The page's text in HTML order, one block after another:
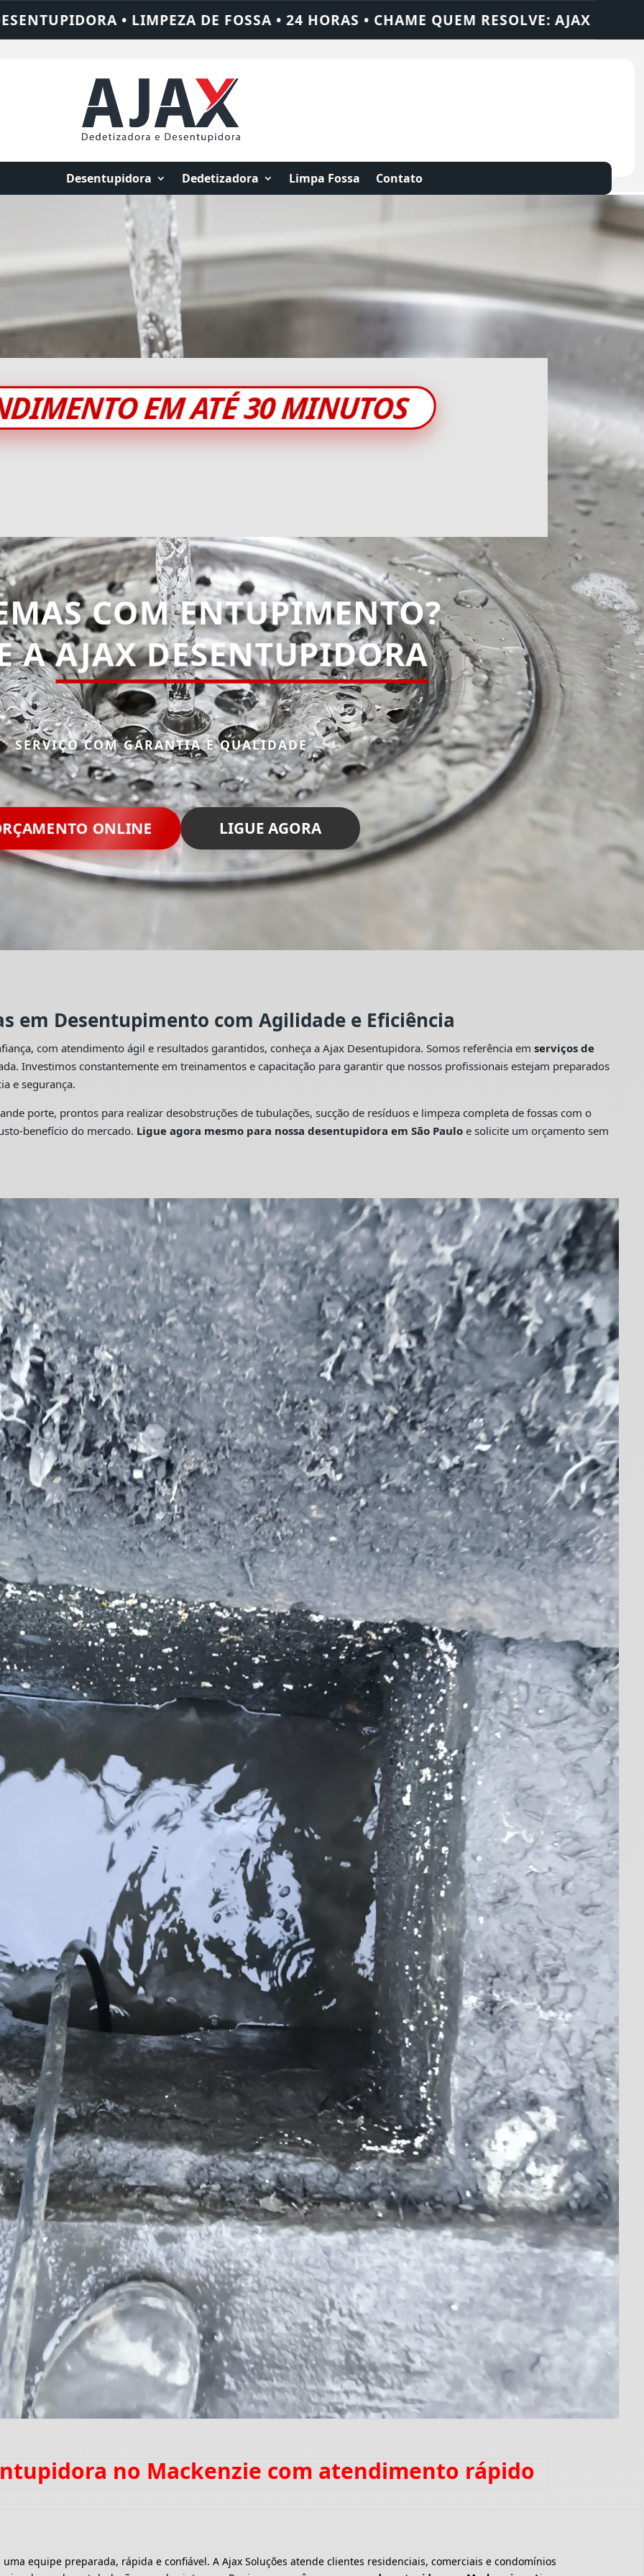
• CHAME QUEM RESOLVE: AJAX SOLUÇÕES DEDETIZADORA •
Desentupidora Dedetizadora Limpa Fossa Contato
EM ATÉ 30 MINUTOS
COM ENTUPIMENTO?
AAJAX DESENTUPIDORA
SERVIÇO COM GARANTIA E QUALIDADE
ONLINE LIGUE AGORA
em Desentupimento com Agilidade e Eficiência
com atendimento ágil e resultados garantidos, conheça a Ajax Desentupidora. Somos referência em serviços de
Investimos constantemente em treinamentos e capacitação para garantir que nossos profissionais estejam preparados
e segurança.
porte, prontos para realizar desobstruções de tubulações, sucção de resíduos e limpeza completa de fossas com o
benefício do mercado. Ligue agora mesmo para nossa desentupidora em São Pauloe solicite um orçamento sem
no Mackenzie com atendimento rápido
equipe preparada, rápida e confiável. A Ajax Soluções atende clientes residenciais, comerciais e condomínios